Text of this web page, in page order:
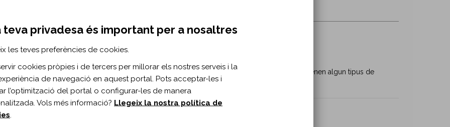
la necessitat d’ajuntar esforços per atendre les demandes i les necessitats de les persones que tenen algun tipus de
Cranioencefàlics i Dany Cerebral, TRACE
teva privadesa és important per a nosaltres
les teves preferències de cookies.
cookies pròpies i de tercers per millorar els nostres serveis i la
de navegació en aquest portal. Pots acceptar-les i
l’optimització del portal o configurar-les de manera
Vols més informació? Llegeix la nostra política de